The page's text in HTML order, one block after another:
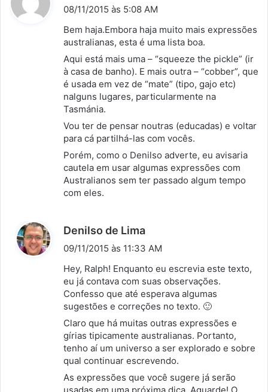
i
s
e
:
08/11/2015 às 5:08 AM
Bem haja.Embora haja muito mais expressões
australianas, esta é uma lista boa.
Aqui está mais uma – “squeeze the pickle” (ir
à casa de banho). E mais outra – “cobber”, que
é usada em vez de “mate” (tipo, gajo etc)
nalguns lugares, particularmente na
Tasmánia.
Vou ter de pensar noutras (educadas) e voltar
para cá partilhá-las com vocês.
Porém, como o Denilso adverte, eu avisaria
cautela em usar algumas expressões com
Australianos sem ter passado algum tempo
com eles.
Denilso de Lima
s
e
:
09/11/2015 às 11:33 AM
Hey, Ralph! Enquanto eu escrevia este texto,
eu já contava com suas observações.
Confesso que até esperava algumas
sugestões e correções no texto. 🙂
Claro que há muitas outras expressões e
gírias tipicamente australianas. Portanto,
tenho aí um universo a ser explorado e sobre
qual continuar escrevendo.
As expressões que você sugere já serão